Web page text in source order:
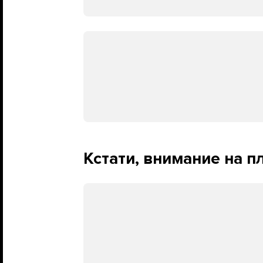
Кстати, внимание на